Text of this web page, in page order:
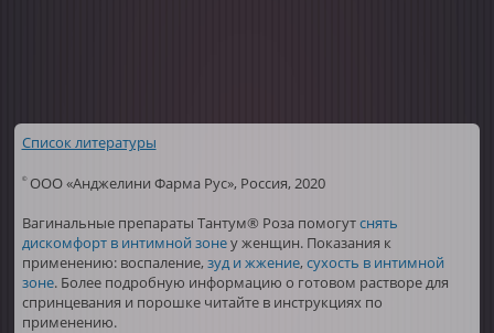
Список литературы
©ООО «Анджелини Фарма Рус», Россия, 2020
Вагинальные препараты Тантум® Роза помогутснять
дискомфорт в интимной зонеу женщин. Показания к
применению: воспаление, зуд и жжение, сухость в интимной
зоне. Более подробную информацию о готовом растворе для
спринцевания и порошке читайте в инструкциях по
применению.